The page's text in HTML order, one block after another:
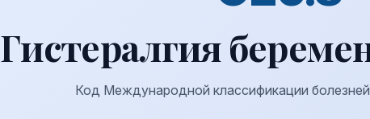
Гистералгия
Код Международной классификации